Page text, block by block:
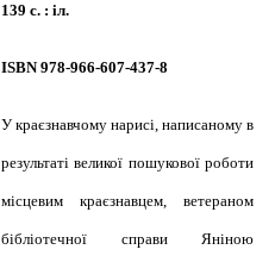
139 с. : іл.
ISBN 978-966-607-437-8
У краєзнавчому нарисі, написаному в
результаті великої пошукової роботи
місцевим краєзнавцем, ветераном
бібліотечної справи Яніною